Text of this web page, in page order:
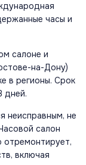
часы и
салоне и
на-Дону)
в регионы. Срок
дней.
неисправным, не
салон
отремонтирует,
включая